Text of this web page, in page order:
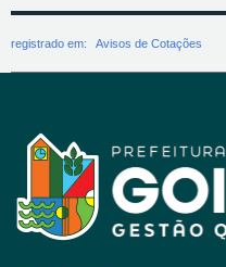
registrado em: Avisos de Cotações